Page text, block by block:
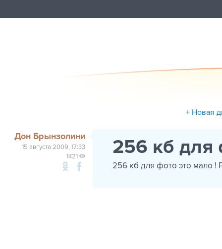
+ Новая
Дон Брынзолини
15 августа 2009, 17:33
1421
256 кб для
256 кб для фото это мало !